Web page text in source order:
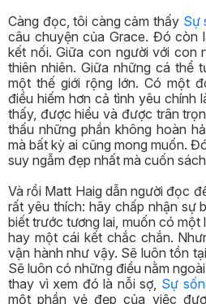
Càng đọc, tôi càng cảm thấy Sự
câu chuyện của Grace. Đó còn
kết nối. Giữa con người với con
thiên nhiên. Giữa những cá thể
một thế giới rộng lớn. Có một
điều hiếm hơn cả tình yêu chính
thấy, được hiểu và được trân
thấu những phần không hoàn
mà bất kỳ ai cũng mong muốn.
suy ngẫm đẹp nhất mà cuốn
Và rồi Matt Haig dẫn người đọc
rất yêu thích: hãy chấp nhận sự
biết trước tương lai, muốn có một
hay một cái kết chắc chắn.
vận hành như vậy. Sẽ luôn tồn
Sẽ luôn có những điều nằm
thay vì xem đó là nỗi sợ, Sự
một phần vẻ đẹp của việc